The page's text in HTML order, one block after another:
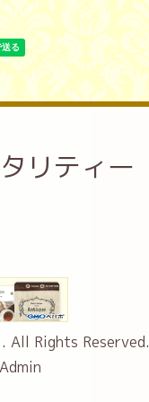
リティー
. All Rights Reserved.
Admin